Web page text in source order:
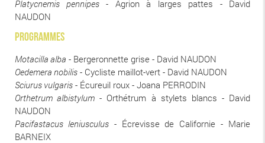
Platycnemis pennipes- Agrion à larges pattes - David
NAUDON
PROGRAMMES
Motacilla alba - Bergeronnette grise - David NAUDON
Oedemera nobilis - Cycliste maillot-vert - David NAUDON
Sciurus vulgaris - Écureuil roux - Joana PERRODIN
Orthetrum albistylum - Orthétrum à stylets blancs - David
NAUDON
Pacifastacus leniusculus- Écrevisse de Californie - Marie
BARNEIX